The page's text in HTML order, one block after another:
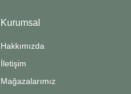
Kurumsal
Hakkımızda
İletişim
Mağazalarımız